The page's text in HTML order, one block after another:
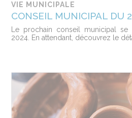
VIE MUNICIPALE
CONSEIL MUNICIPAL DU
Le prochain conseil municipal
2024. En attendant, découvrez le